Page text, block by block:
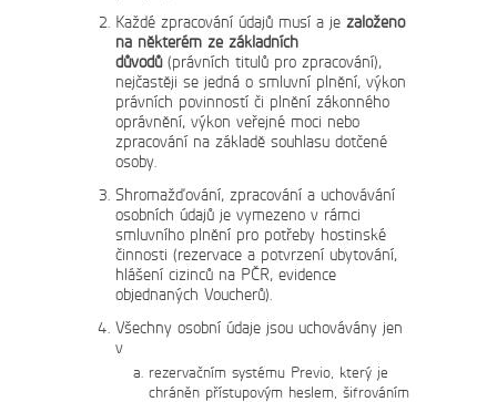
Každé zpracování údajů musí a je založeno
na některém ze základních
důvodů(právních titulů pro zpracování),
nejčastěji se jedná o smluvní plnění, výkon
právních povinností či plnění zákonného
oprávnění, výkon veřejné moci nebo
zpracování na základě souhlasu dotčené
osoby.
Shromažďování, zpracování a uchovávání
osobních údajů je vymezeno v rámci
smluvního plnění pro potřeby hostinské
činnosti (rezervace a potvrzení ubytování,
hlášení cizinců na PČR, evidence
objednaných Voucherů).
Všechny osobní údaje jsou uchovávány jen
v
rezervačním systému Previo, který je
chráněn přístupovým heslem, šifrováním